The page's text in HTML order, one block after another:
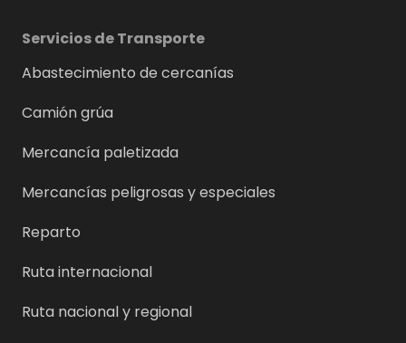
Servicios de Transporte
Abastecimiento de cercanías
Camión grúa
Mercancía paletizada
Mercancías peligrosas y especiales
Reparto
Ruta internacional
Ruta nacional y regional